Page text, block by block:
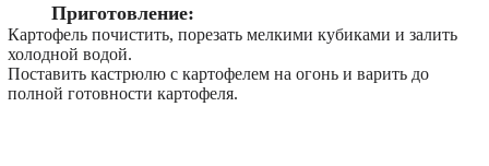
Приготовление:
Картофель почистить, порезать мелкими кубиками и залить
холодной водой.
Поставить кастрюлю с картофелем на огонь и варить до
полной готовности картофеля.